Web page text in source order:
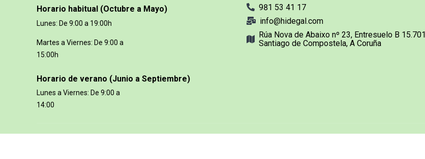
Horario habitual (Octubre a Mayo)
Lunes: De 9:00 a 19:00h
Martes a Viernes: De 9:00 a
15:00h
Horario de verano (Junio a Septiembre)
Lunes a Viernes: De 9:00 a
14:00
981 53 41 17
info@hidegal.com
Rúa Nova de Abaixo nº 23, Entresuelo B 15.701
Santiago de Compostela, A Coruña